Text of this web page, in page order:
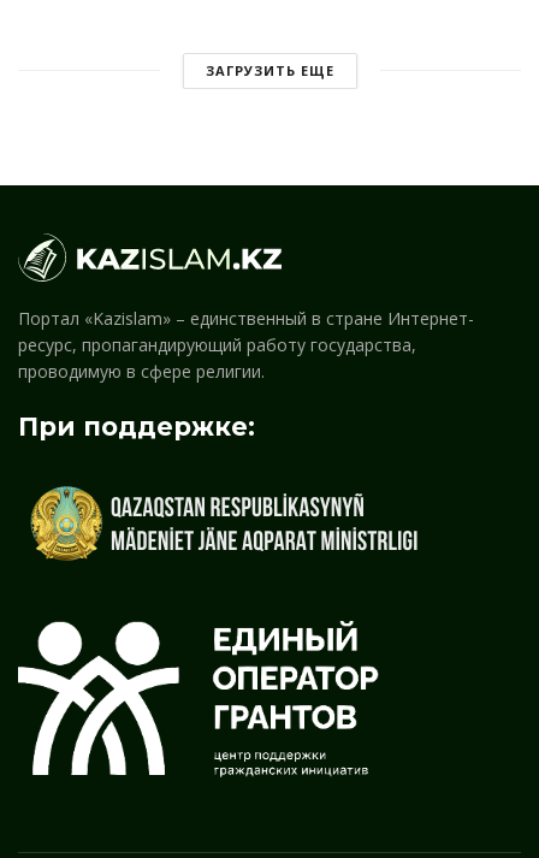
ЗАГРУЗИТЬ ЕЩЕ
Портал «Kazislam» – единственный в стране Интернет-
ресурс, пропагандирующий работу государства,
проводимую в сфере религии.
При поддержке: